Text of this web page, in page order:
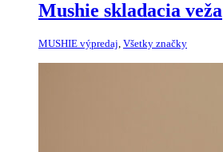
Mushie skladacia veža
MUSHIE výpredaj, Všetky značky